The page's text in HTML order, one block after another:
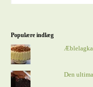
Populære indlæg
Den